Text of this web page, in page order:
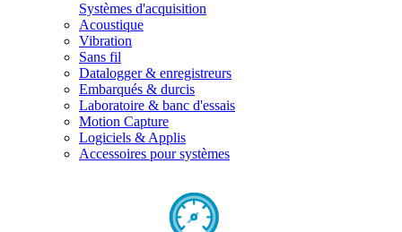
Systèmes d'acquisition
Acoustique
Vibration
Sans fil
Datalogger & enregistreurs
Embarqués & durcis
Laboratoire & banc d'essais
Motion Capture
Logiciels & Applis
Accessoires pour systèmes